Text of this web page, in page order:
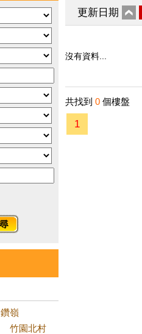
鑽嶺
竹園北村
更新日期
沒有資料...
共找到 0 個樓盤
1